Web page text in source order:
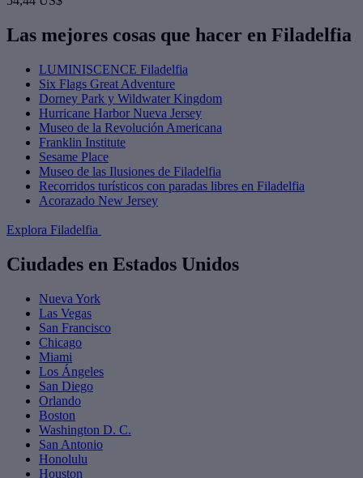
Las mejores cosas que hacer en Filadelfia
LUMINISCENCE Filadelfia
Six Flags Great Adventure
Dorney Park y Wildwater Kingdom
Hurricane Harbor Nueva Jersey
Museo de la Revolución Americana
Franklin Institute
Sesame Place
Museo de las Ilusiones de Filadelfia
Recorridos turísticos con paradas libres en Filadelfia
Acorazado New Jersey
Explora Filadelfia
Ciudades en Estados Unidos
Nueva York
Las Vegas
San Francisco
Chicago
Miami
Los Ángeles
San Diego
Orlando
Boston
Washington D. C.
San Antonio
Honolulu
Houston